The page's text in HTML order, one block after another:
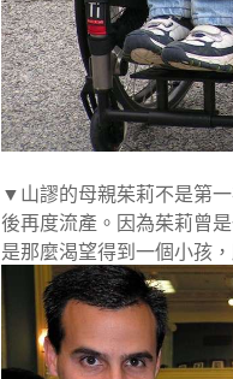
▼山謬的母親茱莉不是第
後再度流產。因為茱莉曾
是那麼渴望得到一個小孩